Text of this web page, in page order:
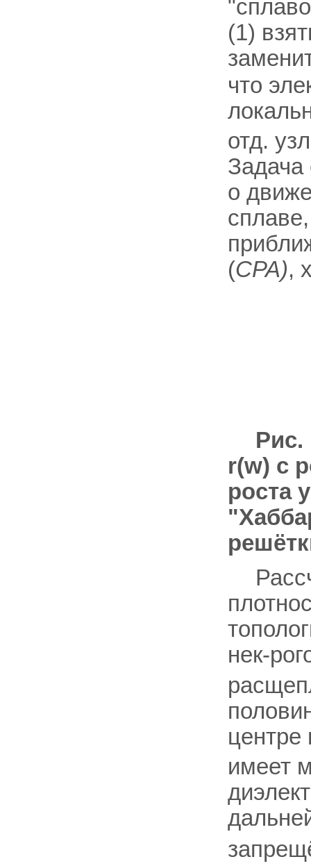
(1)
что
отд.
Задача
о
(СРА),
Рис.
r(w) с
роста
нек-
центре
имеет